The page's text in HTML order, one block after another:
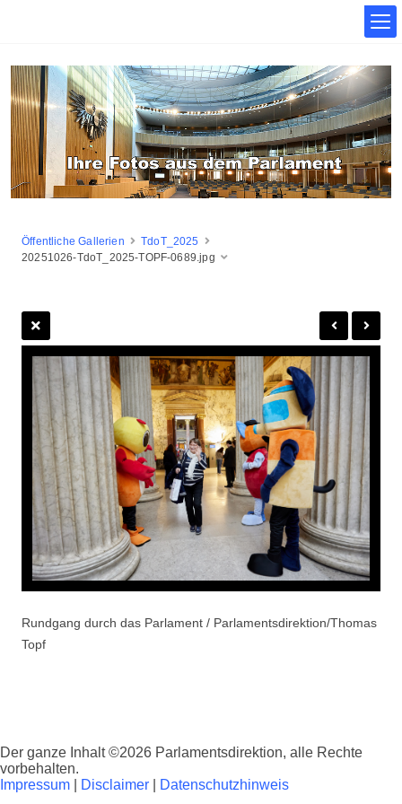
Öffentliche Gallerien
TdoT_2025
20251026-TdoT_2025-TOPF-0689.jpg
Rundgang durch das Parlament / Parlamentsdirektion/Thomas
Topf
Der ganze Inhalt ©2026 Parlamentsdirektion, alle Rechte
vorbehalten.
Impressum
Disclaimer Datenschutzhinweis